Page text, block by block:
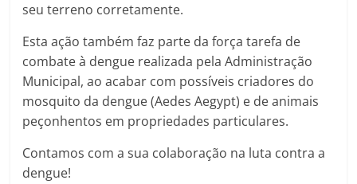
seu terreno corretamente.
Esta ação também faz parte da força tarefa de
combate à dengue realizada pela Administração
Municipal, ao acabar com possíveis criadores do
mosquito da dengue (Aedes Aegypt) e de animais
peçonhentos em propriedades particulares.
Contamos com a sua colaboração na luta contra a
dengue!